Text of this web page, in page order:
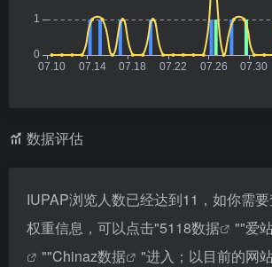
数据评估
IUPAP浏览人数已经达到11，如你需
权重信息，可以点击"5118数据 ""爱
""Chinaz数据
"进入；以目前的网